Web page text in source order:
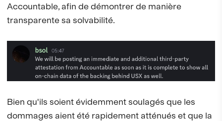
Accountable, afin de démontrer de manière
transparente sa solvabilité.
Bien qu'ils soient évidemment soulagés que les
dommages aient été rapidement atténués et que la